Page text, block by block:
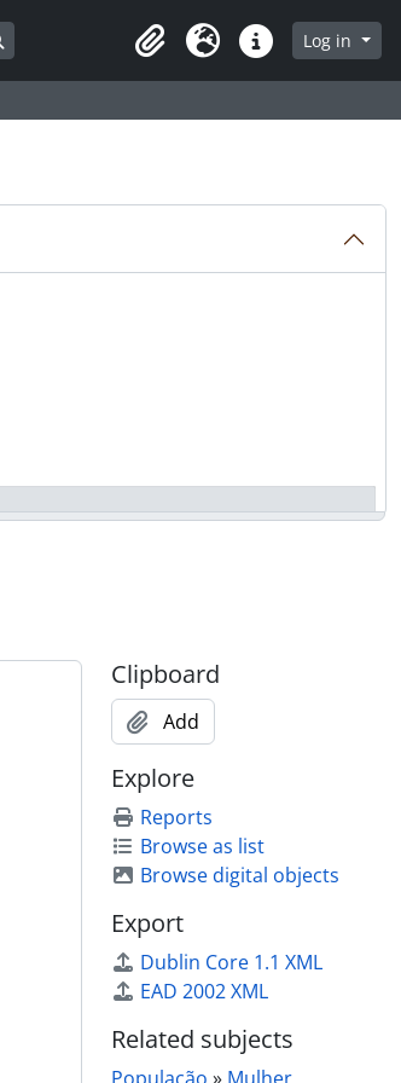
Search in browse page
ClipboardLanguageQuick linksLog in
Clipboard
Add
Explore
Reports
Browse as list
Browse digital objects
Export
Dublin Core 1.1 XML
EAD 2002 XML
Related subjects